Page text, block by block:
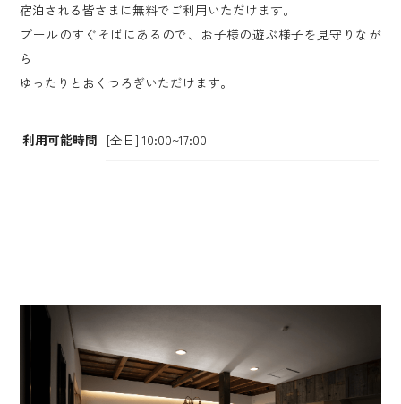
宿泊される皆さまに無料でご利用いただけます。
プールのすぐそばにあるので、お子様の遊ぶ様子を見守りなが
ら
ゆったりとおくつろぎいただけます。
利用可能時間 [全日] 10:00~17:00